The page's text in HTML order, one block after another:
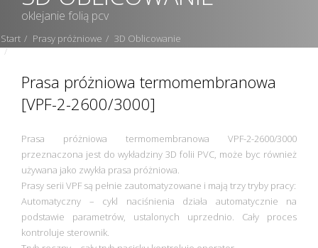
oklejanie folią pcv
Start Prasy próżniowe
3D Oblicowanie
Prasa próżniowa VPF-2-2600/3000
Prasa próżniowa termomembranowa
[VPF-2-2600/3000]
Prasa próżniowa termomembranowa VPF-2-2600/3000
przeznaczona jest do wykładziny 3D folii PVC, może byc również
używana jako zwykła prasa próżniowa.
Prasy serii VPF są pełnie zautomatyzowane i mają trzy tryby pracy:
Automatyczny – cykl naciśnienia działa automatycznie na
podstawie parametrów, ustalonych uprzednio. Cały proces
kontroluje sterownik.